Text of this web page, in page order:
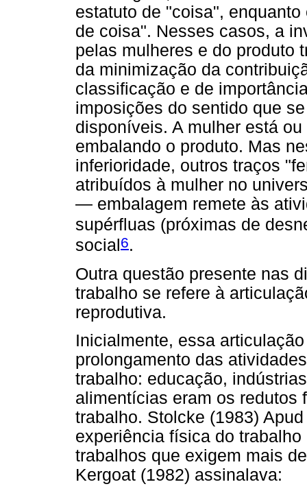
estatuto de "coisa",
de coisa". Nesses casos, a
pelas mulheres e do produto
da minimização da
classificação e de
imposições do sentido que
disponíveis. A mulher está
embalando o produto. Mas
inferioridade, outros traços
atribuídos à mulher no
— embalagem remete às
supérfluas (próximas de
social 6.
Outra questão presente nas
trabalho se refere à
reprodutiva.
Inicialmente, essa
prolongamento das
trabalho: educação,
alimentícias eram os redutos
trabalho. Stolcke (1983)
experiência física do
trabalhos que exigem mais
Kergoat (1982) assinalava: